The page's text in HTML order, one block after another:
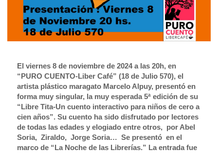
El viernes 8 de noviembre de 2024 a las 20h, en
“PURO CUENTO-Liber Café” (18 de Julio 570), el
artista plástico maragato Marcelo Alpuy, presentó en
forma muy singular, la muy esperada 5ª edición de su
“Libre Tita-Un cuento interactivo para niños de cero a
cien años”. Su cuento ha sido disfrutado por lectores
de todas las edades y elogiado entre otros, por Abel
Soria, Ziraldo, Jorge Soria… Se presentó en el
marco de “La Noche de las Librerías.” La entrada fue